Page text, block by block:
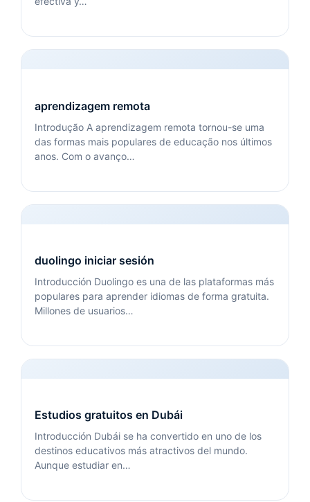
aprendizagem remota
Introdução A aprendizagem remota tornou-se uma
das formas mais populares de educação nos últimos
anos. Com o avanço…
duolingo iniciar sesión
Introducción Duolingo es una de las plataformas más
populares para aprender idiomas de forma gratuita.
Millones de usuarios…
Estudios gratuitos en Dubái
Introducción Dubái se ha convertido en uno de los
destinos educativos más atractivos del mundo.
Aunque estudiar en…